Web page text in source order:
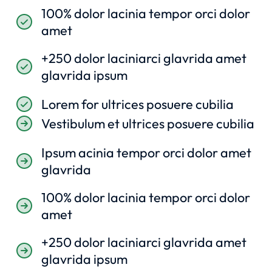
100% dolor lacinia tempor orci dolor
amet
+250 dolor laciniarci glavrida amet
glavrida ipsum
Lorem for ultrices posuere cubilia
Vestibulum et ultrices posuere cubilia
Ipsum acinia tempor orci dolor amet
glavrida
100% dolor lacinia tempor orci dolor
amet
+250 dolor laciniarci glavrida amet
glavrida ipsum